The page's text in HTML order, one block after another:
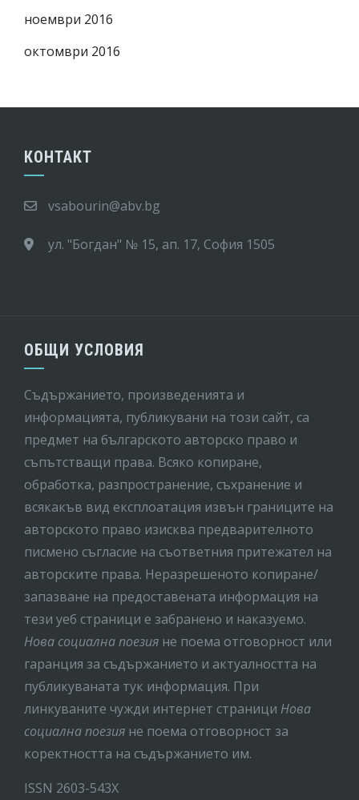
ноември 2016
октомври 2016
КОНТАКТ
vsabourin@abv.bg
ул. "Богдан" № 15, ап. 17, София 1505
ОБЩИ УСЛОВИЯ
Съдържанието, произведенията и
информацията, публикувани на този сайт, са
предмет на бългaрското авторско право и
съпътстващи права. Всяко копиране,
обработка, разпространение, съхранение и
всякакъв вид експлоатация извън границите на
авторското право изисква предварителното
писмено съгласие на съответния притежател на
авторските права. Неразрешеното копиране/
запазване на предоставената информация на
тези уеб страници е забранено и наказуемо.
Нова социална поезия не поема отговорност или
гаранция за съдържанието и актуалността на
публикуваната тук информация. При
линкуваните чужди интернет страници Нова
социална поезия не поема отговорност за
коректността на съдържанието им.
ISSN 2603-543X